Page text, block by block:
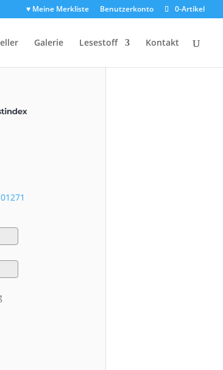
♥ Meine Merkliste Benutzerkonto 0-Artikel
Galerie Lesestoff Kontakt
01271